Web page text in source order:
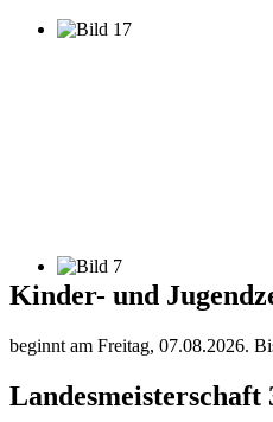
Kinder- und
beginnt am Freitag, 07.08.2026.
Landesmeisterschaft